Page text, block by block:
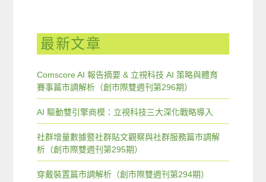
最新文章
Comscore AI 報告摘要 & 立視科技 AI 策略與體育
賽事篇市調解析（創市際雙週刊第296期）
AI 驅動雙引擎商模：立視科技三大深化戰略導入
社群增量數據暨社群貼文觀察與社群服務篇市調解
析（創市際雙週刊第295期）
穿戴裝置篇市調解析（創市際雙週刊第294期）